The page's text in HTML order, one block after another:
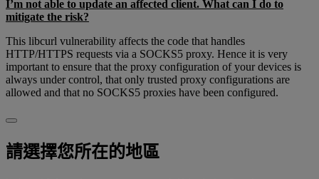
I’m not able to update an affected client. What can I do to
mitigate the risk?
This libcurl vulnerability affects the code that handles
HTTP/HTTPS requests via a SOCKS5 proxy. Hence it is very
important to ensure that the proxy configuration of your devices is
always under control, that only trusted proxy configurations are
allowed and that no SOCKS5 proxies have been configured.
請選擇您所在的地區